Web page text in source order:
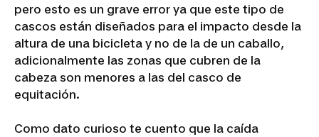
pero esto es un grave error ya que este tipo de
cascos están diseñados para el impacto desde la
altura de una bicicleta y no de la de un caballo,
adicionalmente las zonas que cubren de la
cabeza son menores a las del casco de
equitación.
Como dato curioso te cuento que la caída